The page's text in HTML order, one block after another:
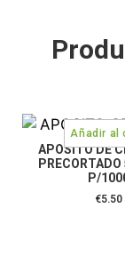
APOSITO DE
P/
€5.50